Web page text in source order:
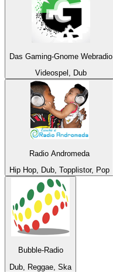
Das Gaming-Gnome Webradio
Videospel, Dub
Radio Andromeda
Hip Hop, Dub, Topplistor, Pop
Bubble-Radio
Dub, Reggae, Ska